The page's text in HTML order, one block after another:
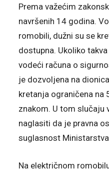
Prema važećim
navršenih 14 godina.
romobili, dužni su se
dostupna. Ukoliko
vodeći računa o
je dozvoljena na
kretanja ograničena
znakom. U tom slučaju
naglasiti da je pravna
suglasnost
Na električnom